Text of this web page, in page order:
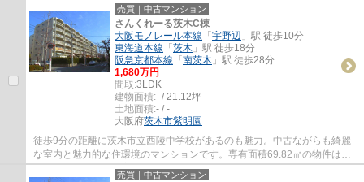
売買｜中古マンション
さんくれーる茨木C棟
大阪モノレール本線 「 宇野辺 」駅 徒歩10分
東海道本線 「 茨木 」駅 徒歩18分
阪急京都本線 「 南茨木 」駅 徒歩28分
1,680万円
間取:3LDK
建物面積:- / 21.12坪
土地面積:- / -
大阪府茨木市紫明園
徒歩9分の距離に茨木市立西陵中学校があるのも魅力。中古ながらも綺麗
な室内と魅力的な住環境のマンションです。専有面積69.82㎡の物件はい
かがですか。信頼と実績を誇るセンチュリー2...
売買｜中古マンション